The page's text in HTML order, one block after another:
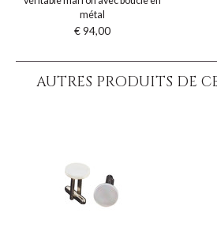
métal
€ 94,00
AUTRES PRODUITS DE